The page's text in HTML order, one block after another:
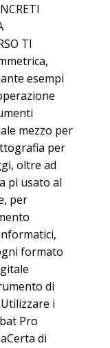
TI
esempi
mezzo per
per
oltre ad
pi usato al
per
formato
di
i
Pro
di